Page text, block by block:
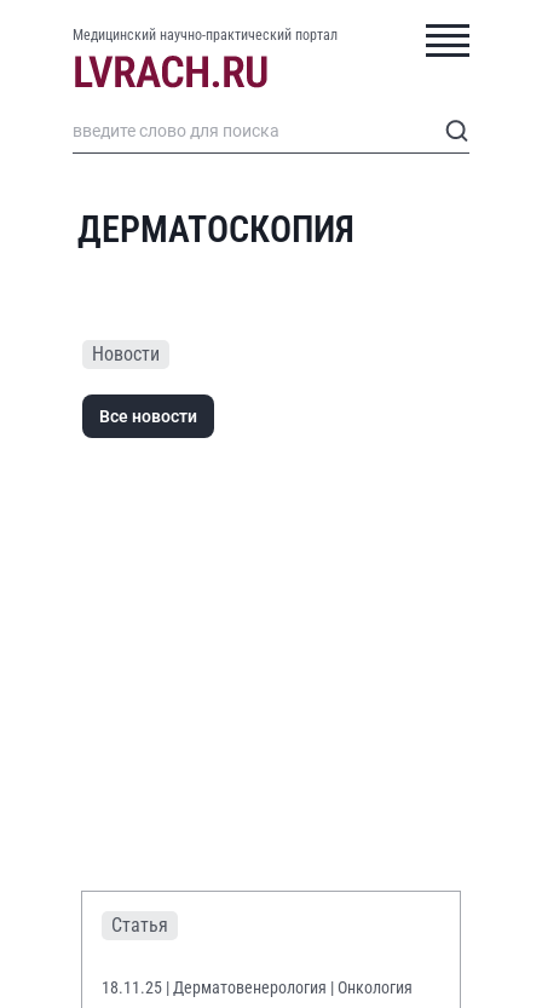
Медицинский научно-практический портал
ДЕРМАТОСКОПИЯ
Новости
Все новости
Статья
18.11.25 | Дерматовенерология | Онкология